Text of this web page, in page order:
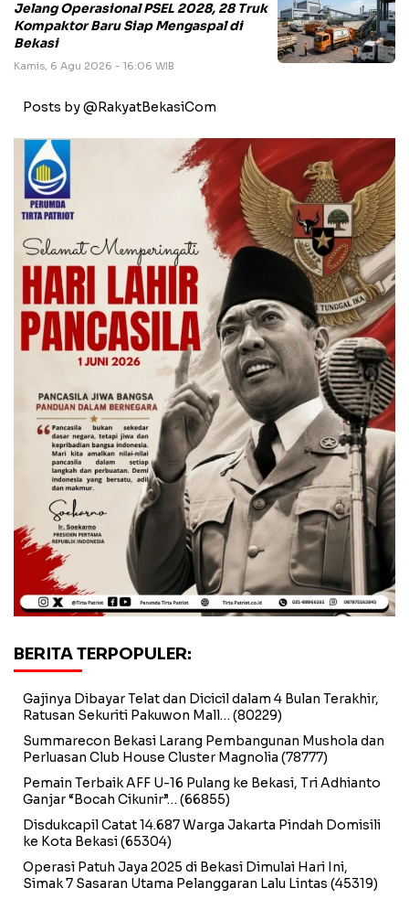
Jelang Operasional PSEL 2028, 28 Truk
Kompaktor Baru Siap Mengaspal di
Bekasi
Kamis, 6 Agu 2026 - 16:06 WIB
Posts by @RakyatBekasiCom
BERITA TERPOPULER:
Gajinya Dibayar Telat dan Dicicil dalam 4 Bulan Terakhir,
Ratusan Sekuriti Pakuwon Mall… (80229)
Summarecon Bekasi Larang Pembangunan Mushola dan
Perluasan Club House Cluster Magnolia (78777)
Pemain Terbaik AFF U-16 Pulang ke Bekasi, Tri Adhianto
Ganjar “Bocah Cikunir”… (66855)
Disdukcapil Catat 14.687 Warga Jakarta Pindah Domisili
ke Kota Bekasi(65304)
Operasi Patuh Jaya 2025 di Bekasi Dimulai Hari Ini,
Simak 7 Sasaran Utama Pelanggaran Lalu Lintas (45319)